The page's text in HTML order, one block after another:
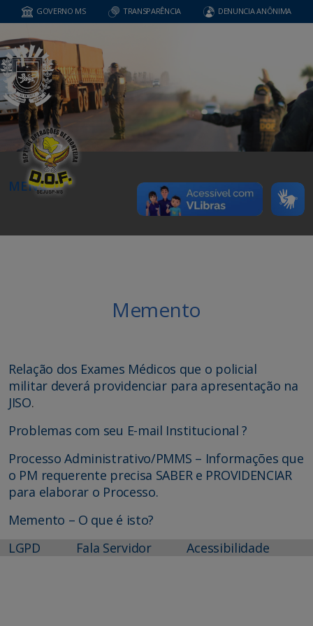
GOVERNO MS TRANSPARÊNCIA DENUNCIA ANÔNIMA
MENU
Memento
Relação dos Exames Médicos que o policial
militar deverá providenciar para apresentação na
JISO.
Problemas com seu E-mail Institucional ?
Processo Administrativo/PMMS – Informações que
o PM requerente precisa SABER e PROVIDENCIAR
para elaborar o Processo.
Memento – O que é isto?
LGPD
Fala Servidor Acessibilidade